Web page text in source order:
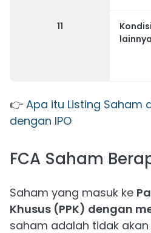
11
lainnya
👉 Apa itu Listing Saham
dengan IPO
FCA Saham
Saham yang masuk ke
Khusus (PPK) dengan
saham adalah tidak